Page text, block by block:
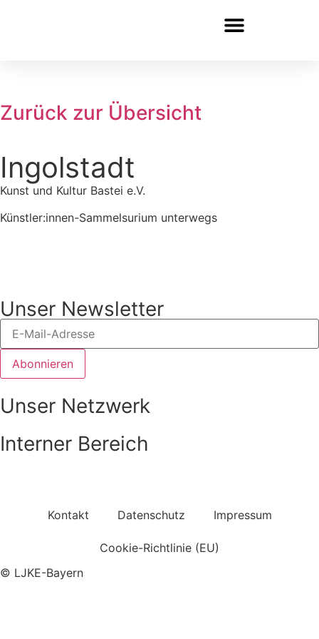
Zurück zur Übersicht
Ingolstadt
Kunst und Kultur Bastei e.V.
Künstler:innen-Sammelsurium unterwegs
Unser Newsletter
Abonnieren
Unser Netzwerk
Interner Bereich
Kontakt Datenschutz Impressum
Cookie-Richtlinie (EU)
© LJKE-Bayern